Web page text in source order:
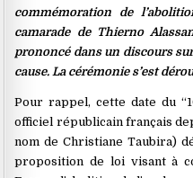
commémoration de
camarade de Thierno
prononcé dans un discours
cause. La cérémonie s’est
Pour rappel, cette date du
officiel républicain français
nom de Christiane Taubira)
proposition de loi visant à